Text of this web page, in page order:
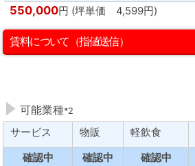
550,000円 (坪単価 4,599円)
賃料について（指値送信）
可能業種*2
サービス 物販 軽飲食
確認中
確認中 確認中